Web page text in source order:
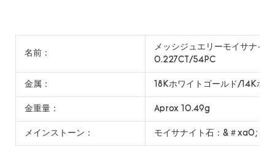
名前：
メッシジュエリーモイサナイ
0.227CT/54PC
金属： 18Kホワイトゴールド/14Kホ
金重量： Aprox 10.49g
メインストーン： モイサナイト石：&＃xa0;